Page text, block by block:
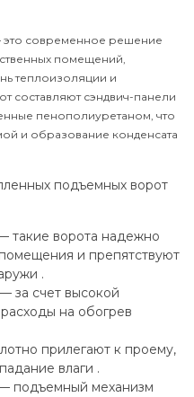
современное решение
помещений,
теплоизоляции и
составляют сэндвич-панели
пенополиуретаном, что
и образование конденсата
подъемных ворот
такие ворота надежно
и препятствуют
.
— за счет высокой
на обогрев
прилегают к проему,
влаги .
подъемный механизм